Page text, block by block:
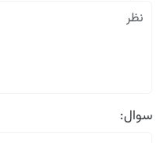
سوال: